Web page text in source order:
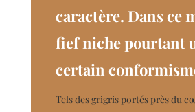
caractère. Dans ce
fief niche pourtant
certain
Tels des grigris portés près du